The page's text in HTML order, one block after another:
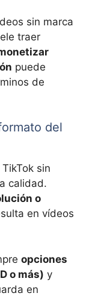
sin marca
traer
puede
de
del
sin
calidad.
o
en vídeos
opciones
o más) y
en